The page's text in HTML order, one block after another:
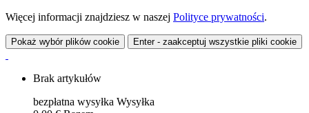
Więcej informacji znajdziesz w naszej Polityce prywatności.
Pokaż wybór plików cookie Enter - zaakceptuj wszystkie pliki cookie
Brak artykułów
bezpłatna wysyłka Wysyłka